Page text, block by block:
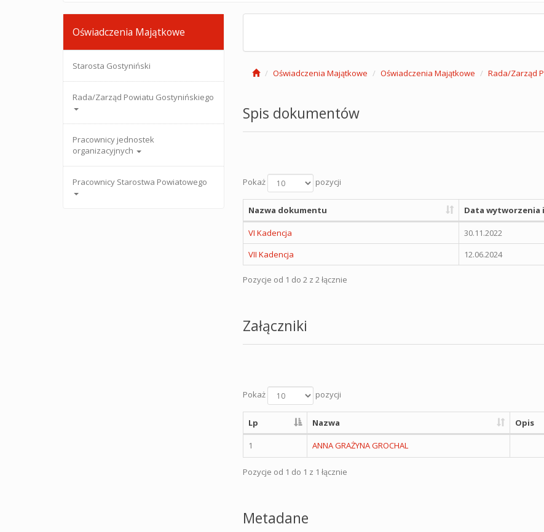
Oświadczenia Majątkowe
Starosta Gostyniński
Rada/Zarząd Powiatu Gostynińskiego
Pracownicy jednostek
organizacyjnych
Pracownicy Starostwa Powiatowego
Oświadczenia Majątkowe Oświadczenia Majątkowe Rada/Zarząd
Spis dokumentów
Pokaż pozycji
Nazwa dokumentu Data wytworzenia
VI Kadencja
30.11.2022
VII Kadencja
12.06.2024
Pozycje od 1 do 2 z 2 łącznie
Załączniki
Pokaż pozycji
Lp Nazwa Opis
1 ANNA GRAŻYNA GROCHAL
Pozycje od 1 do 1 z 1 łącznie
Metadane